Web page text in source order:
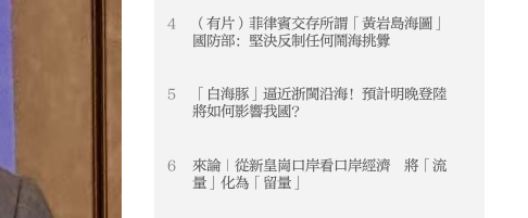
4
（有片）菲律賓交存所謂「黃岩島海圖」
國防部：堅決反制任何鬧海挑釁
5
「白海豚」逼近浙閩沿海！預計明晚登陸
將如何影響我國？
6
來論｜從新皇崗口岸看口岸經濟 將「流
量」化為「留量」